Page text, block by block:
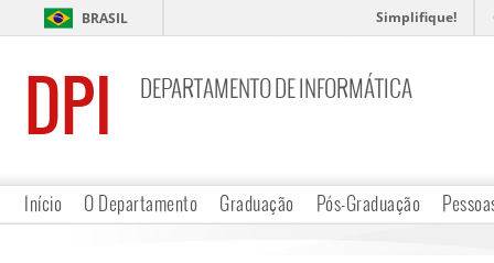
BRASIL Simplifique!
DPI DEPARTAMENTO DE INFORMÁTICA
Início O Departamento Graduação Pós-Graduação